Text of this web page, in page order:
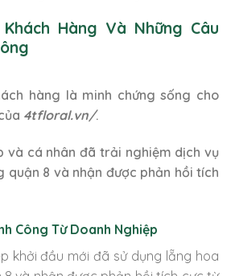
Hàng Và Những Câu
hàng là minh chứng sống cho
4tfloral.vn/.
và cá nhân đã trải nghiệm dịch vụ
8 và nhận được phản hồi tích
Công Từ Doanh Nghiệp
khởi đầu mới đã sử dụng lẵng hoa